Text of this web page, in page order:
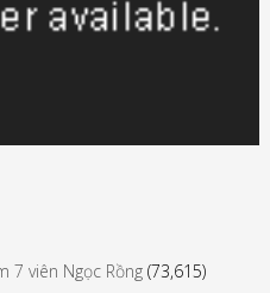
7 viên Ngọc Rồng (73,615)